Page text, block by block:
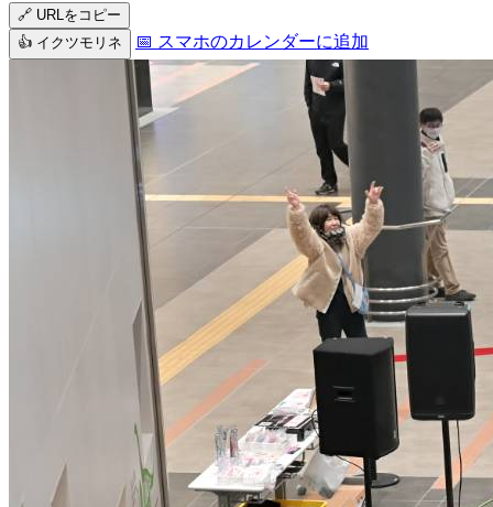
🔗 URLをコピー
👍 イクツモリネ
📅 スマホのカレンダーに追加